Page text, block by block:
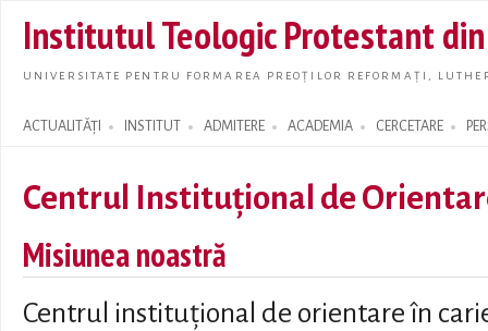
main
Institutul Teologic Protestant
UNIVERSITATE PENTRU FORMAREA PREOȚILOR REFORMAȚI,
ACTUALITĂȚI INSTITUT ADMITERE ACADEMIA CERCETARE
Search form
Centrul Instituțional de
Misiunea noastră
Centrul instituțional de orientare în